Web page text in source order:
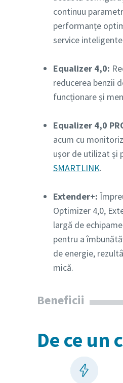
continuu
performanțe
service
Equalizer 4,0:
reducerea benzii
funcționare și
Equalizer 4,0
acum cu
ușor de utilizat și
SMARTLINK.
Extender+:
Optimizer 4,0,
largă de
pentru a
de energie,
mică.
Beneficii
De ce un